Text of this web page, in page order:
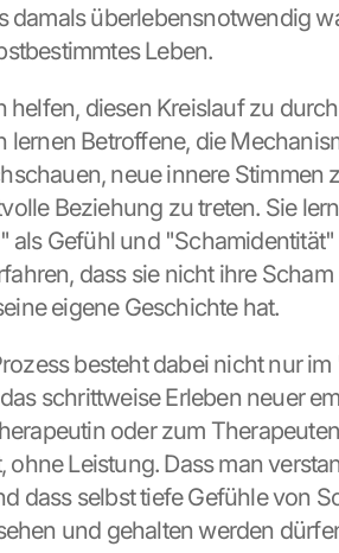
damals überlebensnotwendig
Leben.
helfen, diesen Kreislauf zu
lernen Betroffene, die
neue innere Stimmen
Beziehung zu treten. Sie
als Gefühl und
dass sie nicht ihre Scham
eigene Geschichte hat.
besteht dabei nicht nur
schrittweise Erleben neuer
oder zum
ohne Leistung. Dass man
dass selbst tiefe Gefühle von
und gehalten werden